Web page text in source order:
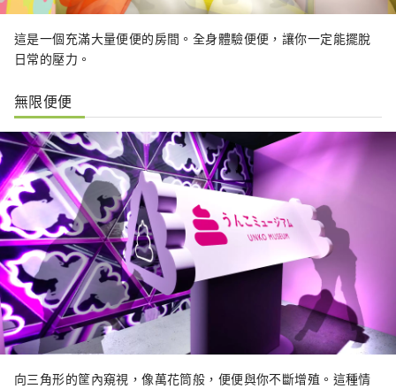
這是一個充滿大量便便的房間。全身體驗便便，讓你一定能擺脫
日常的壓力。
無限便便
向三角形的筐內窺視，像萬花筒般，便便與你不斷增殖。這種情